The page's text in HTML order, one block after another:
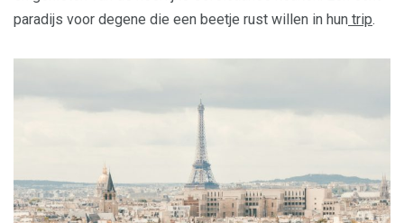
paradijs voor degene die een beetje rust willen in hun trip.